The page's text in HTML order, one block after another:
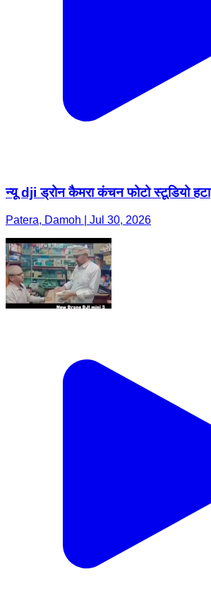
न्यू dji ड्रोन कैमरा कंचन फोटो स्टूडियो हटा
Patera, Damoh | Jul 30, 2026